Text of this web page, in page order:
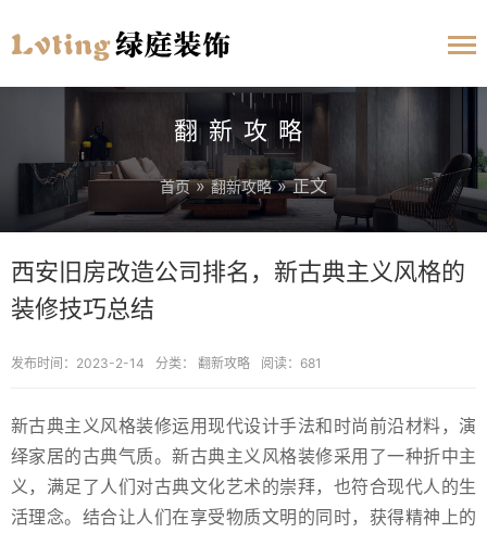
翻新攻略
首页 »翻新攻略» 正文
西安旧房改造公司排名，新古典主义风格的
装修技巧总结
发布时间：2023-2-14 分类： 翻新攻略 阅读：681
新古典主义风格装修运用现代设计手法和时尚前沿材料，演
绎家居的古典气质。新古典主义风格装修采用了一种折中主
义，满足了人们对古典文化艺术的崇拜，也符合现代人的生
活理念。结合让人们在享受物质文明的同时，获得精神上的